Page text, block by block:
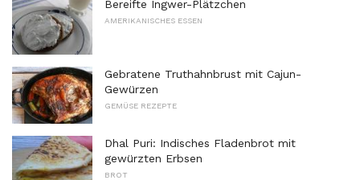
Bereifte Ingwer-Plätzchen
AMERIKANISCHES ESSEN
Gebratene Truthahnbrust mit Cajun-
Gewürzen
GEMÜSE REZEPTE
Dhal Puri: Indisches Fladenbrot mit
gewürzten Erbsen
BROT